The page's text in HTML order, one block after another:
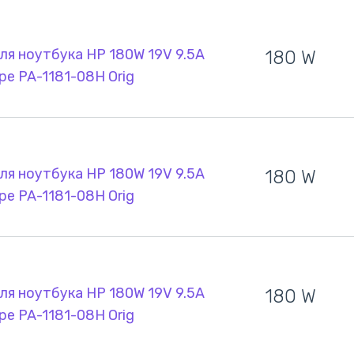
ноутбука HP 180W 19V 9.5A
PA-1181-08H Orig
180 W
ноутбука HP 180W 19V 9.5A
PA-1181-08H Orig
180 W
ноутбука HP 180W 19V 9.5A
PA-1181-08H Orig
180 W